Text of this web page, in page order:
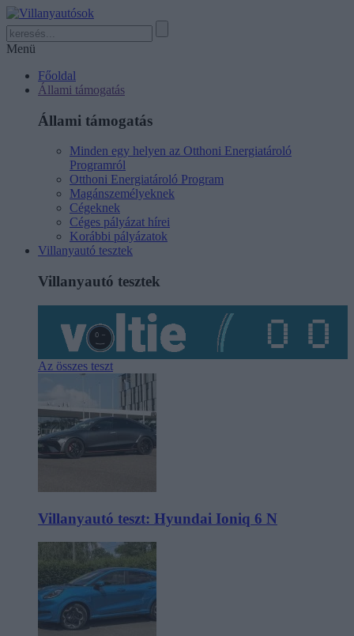
Menü
Főoldal
Állami támogatás
Állami támogatás
Minden egy helyen az Otthoni Energiatároló
Programról
Otthoni Energiatároló Program
Magánszemélyeknek
Cégeknek
Céges pályázat hírei
Korábbi pályázatok
Villanyautó tesztek
Villanyautó tesztek
Az összes teszt
Villanyautó teszt: Hyundai Ioniq 6 N